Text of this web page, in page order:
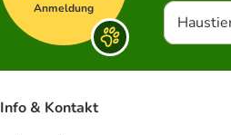
Anmeldung
Info & Kontakt